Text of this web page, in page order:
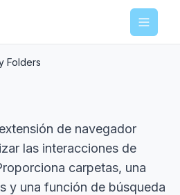
Menu
Folders
de navegador
las interacciones de
carpetas, una
y una función de búsqueda